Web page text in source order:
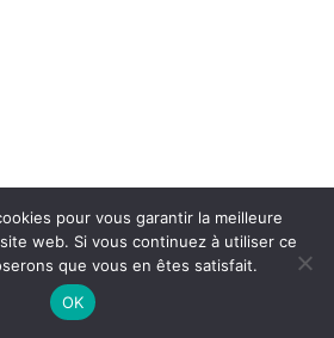
pour vous garantir la meilleure
web. Si vous continuez à utiliser ce
que vous en êtes satisfait.
OK